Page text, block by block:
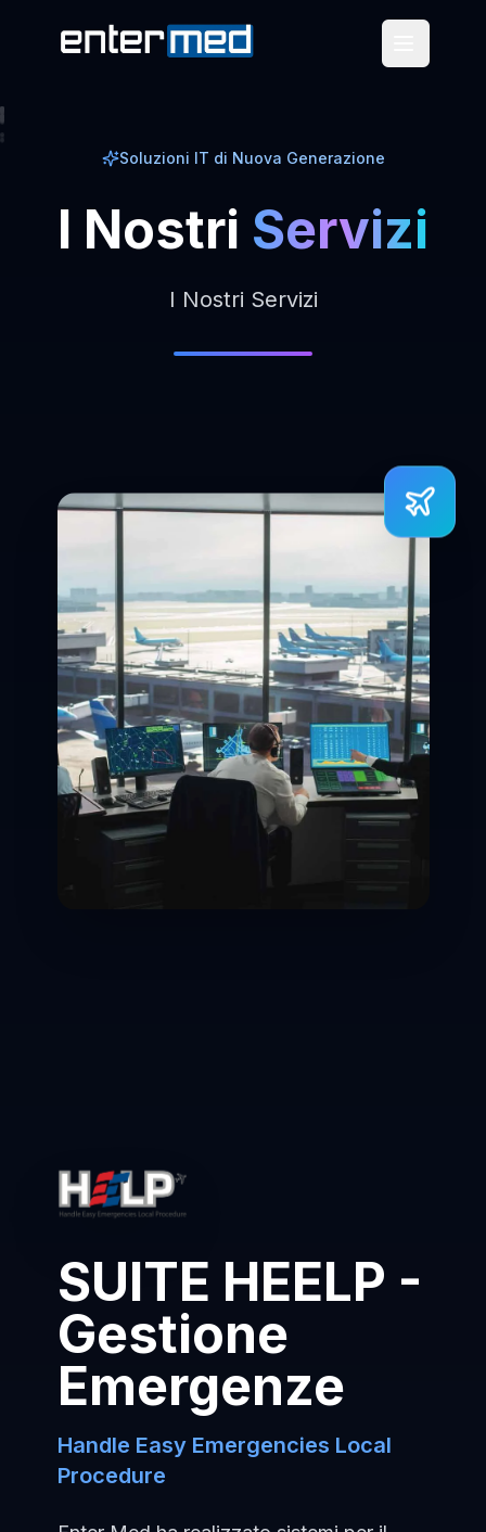
Soluzioni IT di Nuova Generazione
I Nostri Servizi
I Nostri Servizi
SUITE HEELP -
Gestione
Emergenze
Handle Easy Emergencies Local
Procedure